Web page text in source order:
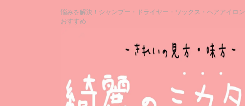
悩みを解決！シャンプー・ドライヤー・ワックス・ヘアアイロン
おすすめ